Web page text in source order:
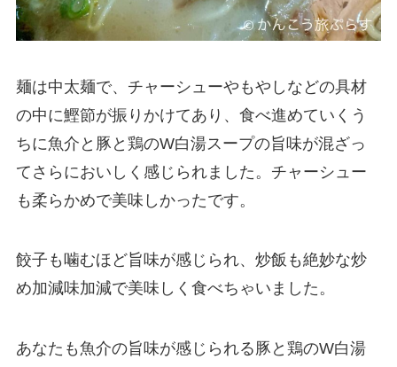
麺は中太麺で、チャーシューやもやしなどの具材
の中に鰹節が振りかけてあり、食べ進めていくう
ちに魚介と豚と鶏のW白湯スープの旨味が混ざっ
てさらにおいしく感じられました。チャーシュー
も柔らかめで美味しかったです。
餃子も噛むほど旨味が感じられ、炒飯も絶妙な炒
め加減味加減で美味しく食べちゃいました。
あなたも魚介の旨味が感じられる豚と鶏のW白湯